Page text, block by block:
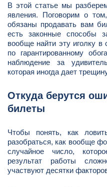
В этой статье мы
явления. Поговорим о
обязаны продавать вам
есть законные способы
вообще найти эту иголку в
по гарантированному
наблюдение за
которая иногда дает
Откуда берутся
билеты
Чтобы понять, как
разобраться, как вообще
случайное число,
результат работы
участвуют десятки